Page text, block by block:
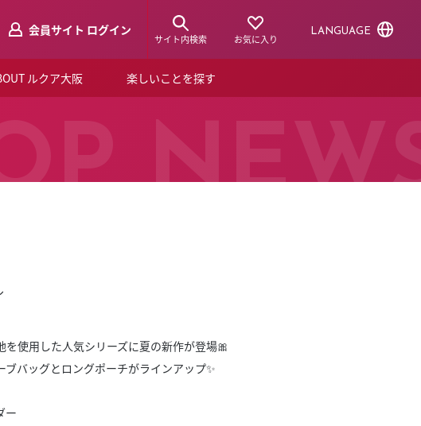
会員サイト ログイン
サイト内検索 お気に入り
LANGUAGE
ルクア大阪
メンバーズカード
員登録はこちらから！
一覧
ダルクラブ
長期で働きたい方）
楽しいことを探す
ショップニュース
使用した人気シリーズに夏の新作が登場🎀
バッグとロングポーチがラインアップ✨️
ー